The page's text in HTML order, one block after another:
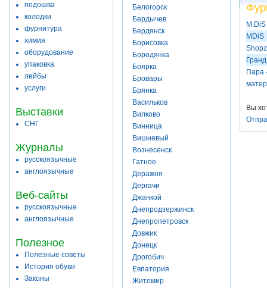
подошва
колодки
фурнитура
химия
оборудование
упаковка
лейбы
услуги
Выставки
СНГ
Журналы
русскоязычные
англоязычные
Веб-сайты
русскоязычные
англоязычные
Полезное
Полезные советы
История обуви
Законы
Белогорск
Бердычев
Бердянск
Борисовка
Бородянка
Боярка
Бровары
Брянка
Васильков
Вилково
Винница
Вишневый
Вознесенск
Гатное
Деражня
Дергачи
Джанкой
Днепродзержинск
Днепропетровск
Довжик
Донецк
Дрогобич
Евпатория
Житомир
M.DiS
MDiS
Пара
Вы